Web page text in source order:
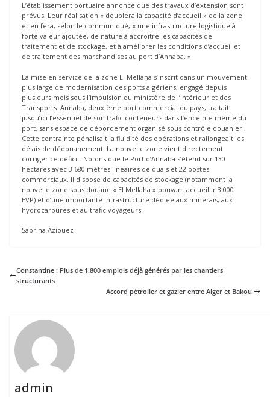
L’établissement portuaire annonce que des travaux d’extension sont
prévus. Leur réalisation « doublera la capacité d’accueil » de la zone
et en fera, selon le communiqué, « une infrastructure logistique à
forte valeur ajoutée, de nature à accroître les capacités de
traitement et de stockage, et à améliorer les conditions d’accueil et
de traitement des marchandises au port d’Annaba. »
La mise en service de la zone El Mellaḥa s’inscrit dans un mouvement
plus large de modernisation des ports algériens, engagé depuis
plusieurs mois sous l’impulsion du ministère de l’Intérieur et des
Transports. Annaba, deuxième port commercial du pays, traitait
jusqu’ici l’essentiel de son trafic conteneurs dans l’enceinte même du
port, sans espace de débordement organisé sous contrôle douanier.
Cette contrainte pénalisait la fluidité des opérations et rallongeait les
délais de dédouanement. La nouvelle zone vient directement
corriger ce déficit. Notons que le Port d’Annaba s’étend sur 130
hectares avec 3 680 mètres linéaires de quais et 22 postes
commerciaux. Il dispose de capacités de stockage (notamment la
nouvelle zone sous douane « El Mellaha » pouvant accueillir 3 000
EVP) et d’une importante infrastructure dédiée aux minerais, aux
hydrocarbures et au trafic voyageurs.
Sabrina Aziouez
Constantine : Plus de 1.800 emplois déjà générés par les chantiers
structurants
Accord pétrolier et gazier entre Alger et Bakou
admin